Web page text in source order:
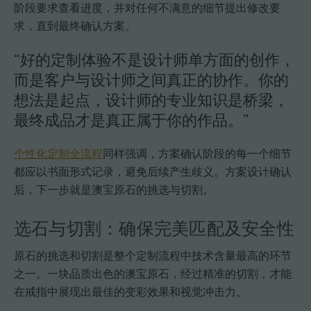
阶段要求查看进度，并对任何不满意的细节提出修改要
求，直到最终确认方案。
“好的定制体验不是设计师单方面的创作，
而是客户与设计师之间真正的协作。你的
想法是起点，设计师的专业知识是桥梁，
最终成品才是真正属于你的作品。”
个性化定制全流程同样强调，方案确认阶段的每一个细节
都应以书面形式记录，避免后续产生歧义。方案设计确认
后，下一步就是澳宝原石的挑选与切割。
选石与切割：确保完美匹配及安全性
原石的挑选和切割是整个定制流程中技术含量最高的环节
之一。一块品质出色的澳宝原石，经过精准的切割，才能
在戒指中展现出最佳的变彩效果和视觉冲击力。